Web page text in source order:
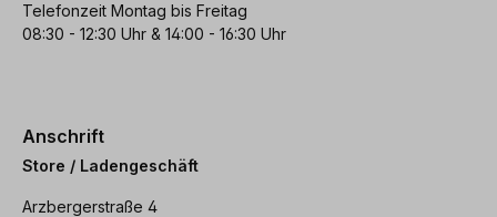
Telefonzeit Montag bis Freitag
08:30 - 12:30 Uhr & 14:00 - 16:30 Uhr
Anschrift
Store / Ladengeschäft
Arzbergerstraße 4